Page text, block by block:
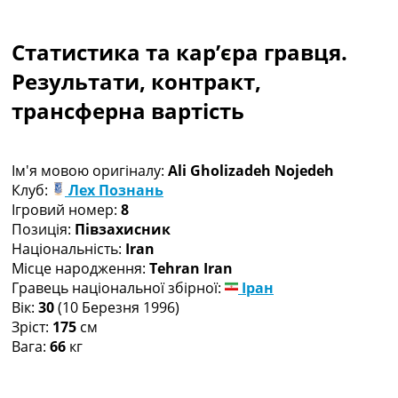
Чемпіонат Світу
Україна. Прем’єр-Ліга
Україна. Перша Ліга
Ліга Чемпіонів
Ще Турніри >>>
Таблиці
Чемпіонат Світу. Турнирні таблиці
Таблиця УПЛ
Перша Ліга
Таблиця АПЛ
Таблиця Ла Ліги
Таблиця Ліги Чемпіонів
Всі таблиці >>>
Рейтинги
Статистика та кар’єра гравця.
Результати, контракт,
трансферна вартість
Ім'я мовою оригіналу: Ali Gholizadeh Nojedeh
Клуб:
Лех Познань
Ігровий номер: 8
Позиція: Півзахисник
Національність: Iran
Місце народження: Tehran Iran
Гравець національної збірної:
Іран
Вік: 30(10 Березня 1996)
Зріст: 175 см
Вага: 66 кг